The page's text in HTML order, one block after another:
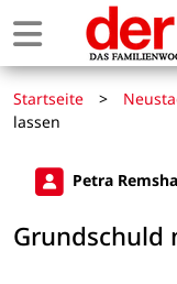
Startseite >
lassen
Petra
Grundschuld